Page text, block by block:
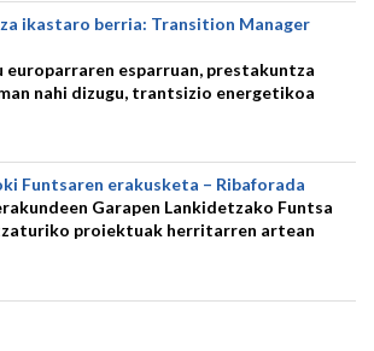
ikastaro berria: Transition Manager
europarraren esparruan, prestakuntza
nahi dizugu, trantsizio energetikoa
Funtsaren erakusketa – Ribaforada
Garapen Lankidetzako Funtsa
proiektuak herritarren artean